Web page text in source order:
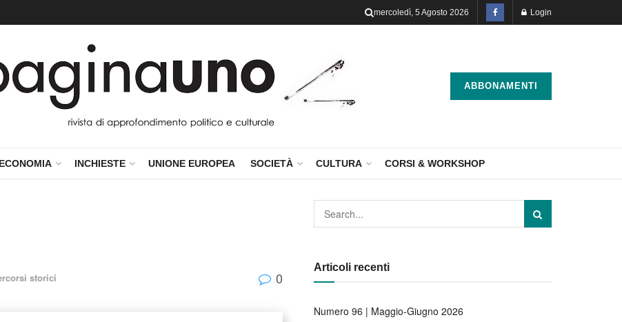
mercoledì, 5 Agosto 2026 Login
ABBONAMENTI
ECONOMIA INCHIESTE UNIONE EUROPEA SOCIETÀ CULTURA CORSI & WORKSHOP
storici 0
Articoli recenti
Numero 96 | Maggio-Giugno 2026